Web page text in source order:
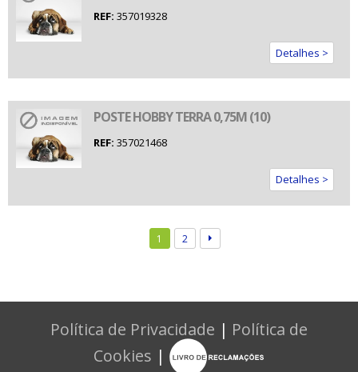
REF: 357019328
Detalhes >
POSTE HOBBY TERRA 0,75M (10)
REF: 357021468
Detalhes >
1 2
Política de Privacidade | Política de
Cookies |